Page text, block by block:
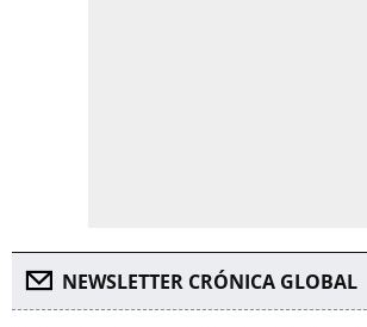
NEWSLETTER CRÓNICA GLOBAL